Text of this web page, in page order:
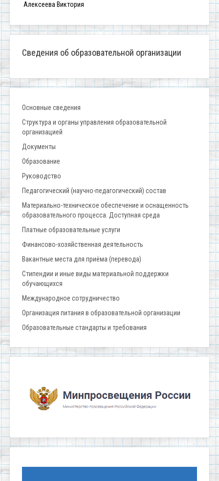
Алексеева Виктория
Сведения об образовательной организации
Основные сведения
Структура и органы управления образовательной
организацией
Документы
Образование
Руководство
Педагогический (научно-педагогический) состав
Материально-техническое обеспечение и оснащенность
образовательного процесса. Доступная среда
Платные образовательные услуги
Финансово-хозяйственная деятельность
Вакантные места для приёма (перевода)
Стипендии и иные виды материальной поддержки
обучающихся
Международное сотрудничество
Организация питания в образовательной организации
Образовательные стандарты и требования